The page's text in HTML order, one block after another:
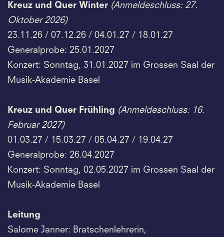
Kreuz und Quer Winter (Anmeldeschluss: 27.
Oktober 2026)
23.11.26 / 07.12.26 / 04.01.27 / 18.01.27
Generalprobe: 25.01.2027
Konzert: Sonntag, 31.01.2027 im Grossen Saal der
Musik-Akademie Basel
Kreuz und Quer Frühling (Anmeldeschluss: 16.
Februar 2027)
01.03.27 / 15.03.27 / 05.04.27 / 19.04.27
Generalprobe: 26.04.2027
Konzert: Sonntag, 02.05.2027 im Grossen Saal der
Musik-Akademie Basel
Leitung
Salome Janner: Bratschenlehrerin,